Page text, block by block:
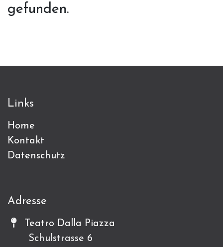
gefunden.
Links
Home
Kontakt
Datenschutz
Adresse
Teatro Dalla Piazza
Schulstrasse 6